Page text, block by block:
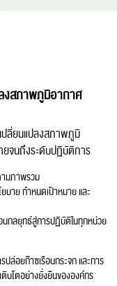
งสภาพภูมิอากาศ
ปลี่ยนแปลงสภาพภูมิ
ยจนถึงระดับปฏิบัติการ
มภาพรวม
าย กำหนดเป้าหมาย และ
นกลยุทธ์สู่การปฏิบัติในทุกหน่วย
ล่อยก๊าซเรือนกระจก และการ
บโตอย่างยั่งยืนขององค์กร